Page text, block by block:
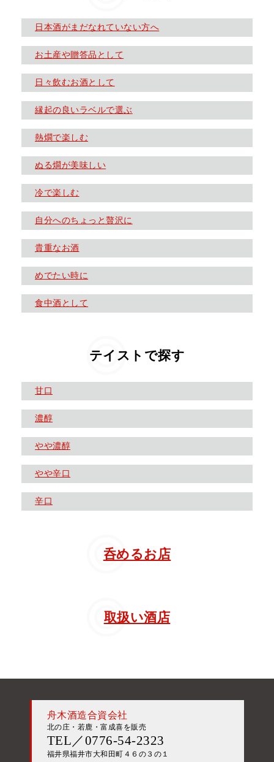
日本酒がまだなれていない方へ
お土産や贈答品として
日々飲むお酒として
縁起の良いラベルで選ぶ
熱燗で楽しむ
ぬる燗が美味しい
冷で楽しむ
自分へのちょっと贅沢に
貴重なお酒
めでたい時に
食中酒として
テイストで探す
甘口
濃醇
やや濃醇
やや辛口
辛口
呑めるお店
取扱い酒店
舟木酒造合資会社
北の庄・若鹿・富成喜を販売
TEL／0776-54-2323
福井県福井市大和田町４６の３の１